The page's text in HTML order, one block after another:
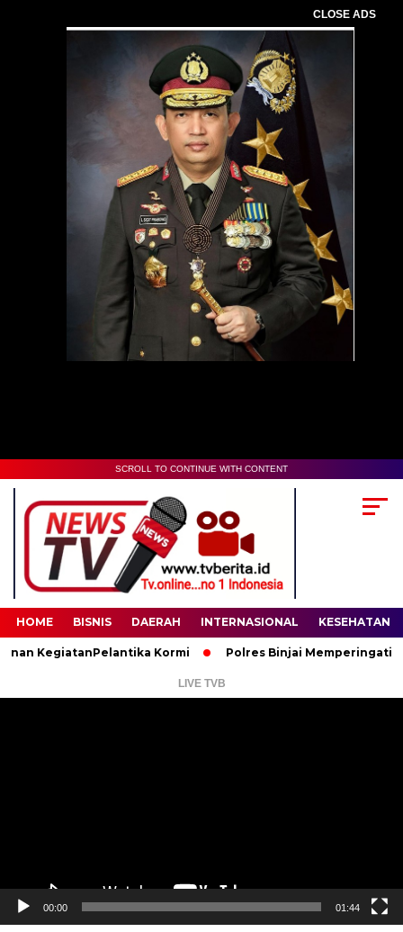
CLOSE ADS
00:00
SCROLL TO CONTINUE WITH CONTENT
HOME BISNIS DAERAH INTERNASIONAL KESEHATAN
Kormi Polres Binjai Memperingati Hari
LIVE TVB
00:00 01:44